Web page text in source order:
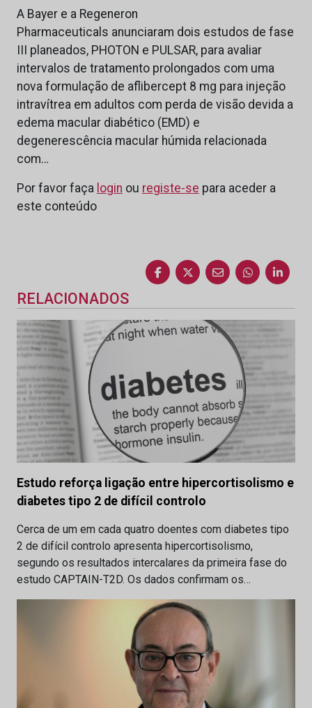
A Bayer e a Regeneron
Pharmaceuticals anunciaram dois estudos de fase
III planeados, PHOTON e PULSAR, para avaliar
intervalos de tratamento prolongados com uma
nova formulação de aflibercept 8 mg para injeção
intravítrea em adultos com perda de visão devida a
edema macular diabético (EMD) e
degenerescência macular húmida relacionada
com…
Por favor faça login ou registe-se para aceder a
este conteúdo
RELACIONADOS
Estudo reforça ligação entre hipercortisolismo e
diabetes tipo 2 de difícil controlo
Cerca de um em cada quatro doentes com diabetes tipo
2 de difícil controlo apresenta hipercortisolismo,
segundo os resultados intercalares da primeira fase do
estudo CAPTAIN-T2D. Os dados confirmam os…